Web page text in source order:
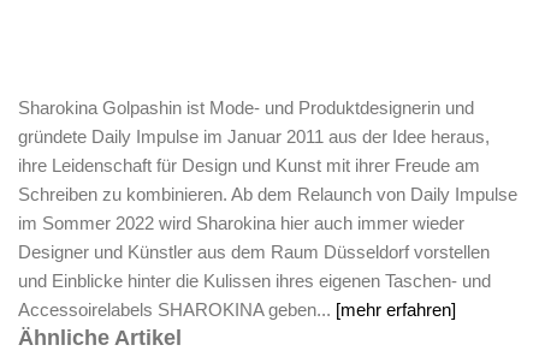
Sharokina Golpashin ist Mode- und Produktdesignerin und
gründete Daily Impulse im Januar 2011 aus der Idee heraus,
ihre Leidenschaft für Design und Kunst mit ihrer Freude am
Schreiben zu kombinieren. Ab dem Relaunch von Daily Impulse
im Sommer 2022 wird Sharokina hier auch immer wieder
Designer und Künstler aus dem Raum Düsseldorf vorstellen
und Einblicke hinter die Kulissen ihres eigenen Taschen- und
Accessoirelabels SHAROKINA geben... [mehr erfahren]
Ähnliche Artikel